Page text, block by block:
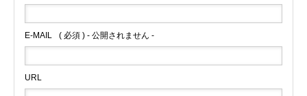
E-MAIL ( 必須 ) - 公開されません -
URL